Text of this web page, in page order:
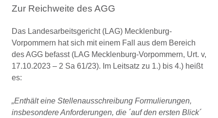
Zur Reichweite des AGG
Das Landesarbeitsgericht (LAG) Mecklenburg-
Vorpommern hat sich mit einem Fall aus dem Bereich
des AGG befasst (LAG Mecklenburg-Vorpommern, Urt. v,
17.10.2023 – 2 Sa 61/23). Im Leitsatz zu 1.) bis 4.) heißt
es:
„Enthält eine Stellenausschreibung Formulierungen,
insbesondere Anforderungen, die ´auf den ersten Blick´